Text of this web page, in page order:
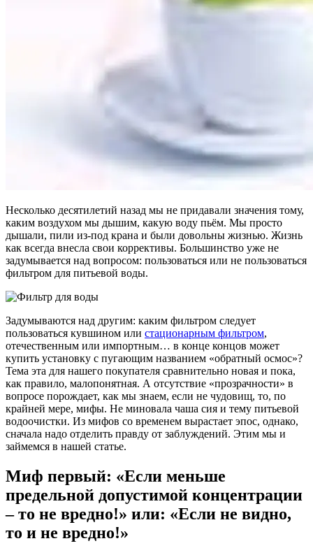
Несколько десятилетий назад мы не придавали значения тому,
каким воздухом мы дышим, какую воду пьём. Мы просто
дышали, пили из-под крана и были довольны жизнью. Жизнь
как всегда внесла свои коррективы. Большинство уже не
задумывается над вопросом: пользоваться или не пользоваться
фильтром для питьевой воды.
Задумываются над другим: каким фильтром следует
пользоваться кувшином или стационарным фильтром,
отечественным или импортным… в конце концов может
купить установку с пугающим названием «обратный осмос»?
Тема эта для нашего покупателя сравнительно новая и пока,
как правило, малопонятная. А отсутствие «прозрачности» в
вопросе порождает, как мы знаем, если не чудовищ, то, по
крайней мере, мифы. Не миновала чаша сия и тему питьевой
водоочистки. Из мифов со временем вырастает эпос, однако,
сначала надо отделить правду от заблуждений. Этим мы и
займемся в нашей статье.
Миф первый: «Если меньше
предельной допустимой концентрации
– то не вредно!» или: «Если не видно,
то и не вредно!»